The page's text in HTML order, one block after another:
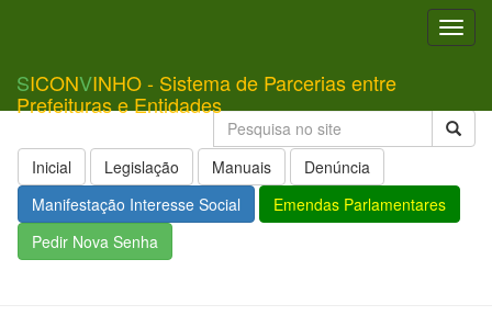
SICONVINHO - Sistema de Parcerias entre
Prefeituras e Entidades
Inicial Legislação Manuais
Denúncia
Manifestação Interesse Social
Emendas Parlamentares
Pedir Nova Senha